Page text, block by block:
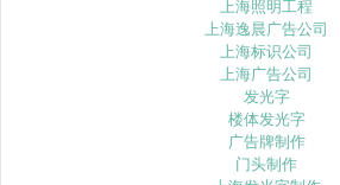
上海照明工程
上海逸晨广告公司
上海标识公司
上海广告公司
发光字
楼体发光字
广告牌制作
门头制作